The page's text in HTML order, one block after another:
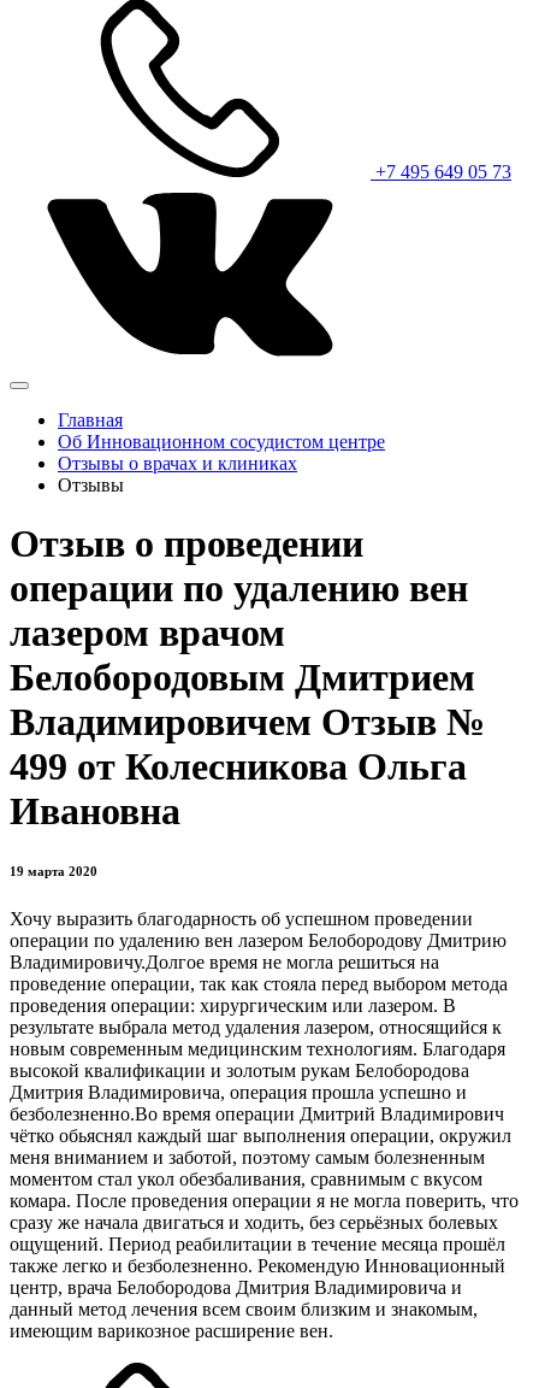
+7 495 649 05 73
Главная
Об Инновационном сосудистом центре
Отзывы о врачах и клиниках
Отзывы
Отзыв о проведении
операции по удалению вен
лазером врачом
Белобородовым Дмитрием
Владимировичем Отзыв №
499 от Колесникова Ольга
Ивановна
19 марта 2020
Хочу выразить благодарность об успешном проведении
операции по удалению вен лазером Белобородову Дмитрию
Владимировичу.Долгое время не могла решиться на
проведение операции, так как стояла перед выбором метода
проведения операции: хирургическим или лазером. В
результате выбрала метод удаления лазером, относящийся к
новым современным медицинским технологиям. Благодаря
высокой квалификации и золотым рукам Белобородова
Дмитрия Владимировича, операция прошла успешно и
безболезненно.Во время операции Дмитрий Владимирович
чётко обьяснял каждый шаг выполнения операции, окружил
меня вниманием и заботой, поэтому самым болезненным
моментом стал укол обезбаливания, сравнимым с вкусом
комара. После проведения операции я не могла поверить, что
сразу же начала двигаться и ходить, без серьёзных болевых
ощущений. Период реабилитации в течение месяца прошёл
также легко и безболезненно. Рекомендую Инновационный
центр, врача Белобородова Дмитрия Владимировича и
данный метод лечения всем своим близким и знакомым,
имеющим варикозное расширение вен.